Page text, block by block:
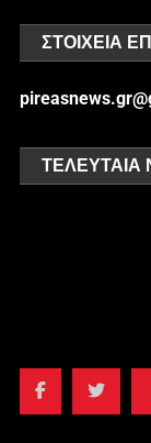
ΣΤΟΙΧΕΊΑ
ΤΕΛΕΥΤΑΊΑ